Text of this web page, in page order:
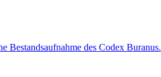
Bestandsaufnahme des Codex Buranus.